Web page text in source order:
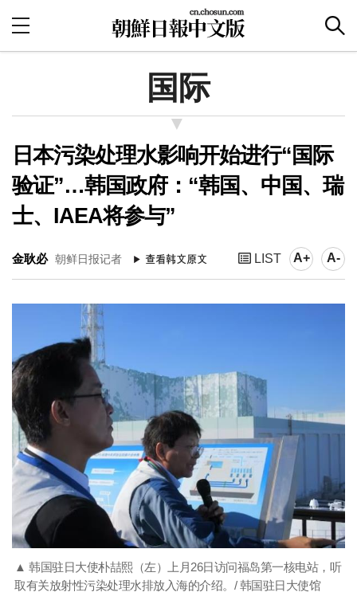
国际
日本污染处理水影响开始进行“国际
验证”…韩国政府：“韩国、中国、瑞
士、IAEA将参与”
金耿必 朝鲜日报记者 LIST A+ A-
▲ 韩国驻日大使朴喆熙（左）上月26日访问福岛第一核电站，听
取有关放射性污染处理水排放入海的介绍。/ 韩国驻日大使馆